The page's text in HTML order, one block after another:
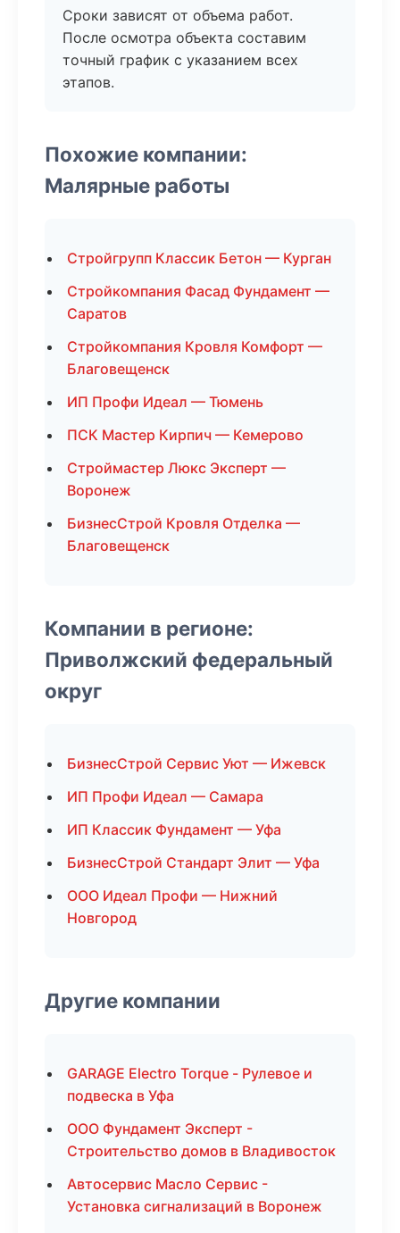
Сроки зависят от объема работ.
После осмотра объекта составим
точный график с указанием всех
этапов.
Похожие компании:
Малярные работы
Стройгрупп Классик Бетон — Курган
Стройкомпания Фасад Фундамент —
Саратов
Стройкомпания Кровля Комфорт —
Благовещенск
ИП Профи Идеал — Тюмень
ПСК Мастер Кирпич — Кемерово
Строймастер Люкс Эксперт —
Воронеж
БизнесСтрой Кровля Отделка —
Благовещенск
Компании в регионе:
Приволжский федеральный
округ
БизнесСтрой Сервис Уют — Ижевск
ИП Профи Идеал — Самара
ИП Классик Фундамент — Уфа
БизнесСтрой Стандарт Элит — Уфа
ООО Идеал Профи — Нижний
Новгород
Другие компании
GARAGE Electro Torque - Рулевое и
подвеска в Уфа
ООО Фундамент Эксперт -
Строительство домов в Владивосток
Автосервис Масло Сервис -
Установка сигнализаций в Воронеж